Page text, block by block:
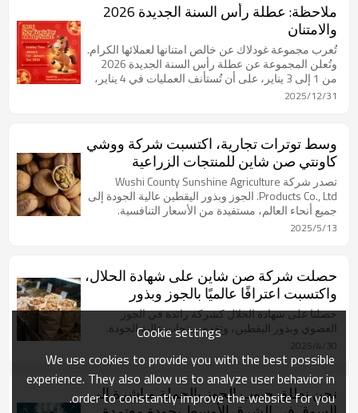
ملاحظة: عطلة رأس السنة الجديدة 2026
والامتنان
تُعرب مجموعة غودلاك عن خالص امتنانها لعملائها الكرام.
وتُعلن المجموعة عن عطلة رأس السنة الجديدة 2026
من 1 إلى 3 يناير، على أن تُستأنف العمليات في 4 يناير،
وتعتذر عن أي إزعاج قد يكون قد حدث.
2025/12/31
وسط توترات تجارية، اكتسبت شركة ووشي
كاونتي صن شاين للمنتجات الزراعية
المحدودة زخمًا عالميًا بفضل المكسرات
الفاخرة
تصدر شركة Wushi County Sunshine Agriculture
Products Co., Ltd. الجوز وبذور اليقطين عالية الجودة إلى
جميع أنحاء العالم، مستفيدة من الأسعار التنافسية.
2025/5/13
حصلت شركة صن شاين على شهادة الحلال،
واكتسبت اعترافًا عالميًا بالجوز وبذور
اليقطين الفاخرة
حصلنا على شهادة الحلال كشركة رائدة في الجوز
العضوي وبذور اليقطين، وتقدم منتجات عالية الجودة.
2025/4/30
نحن نطلق حبوب الجوز بالجملة مباشرة إلى
Cookie settings
We use cookies to provide you with the best possible
experience. They also allow us to analyze user behavior in
order to constantly improve the website for you.